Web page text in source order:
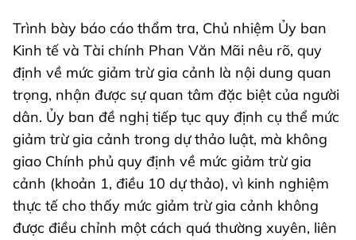
Trình bày báo cáo thẩm tra, Chủ nhiệm Ủy ban
Kinh tế và Tài chính Phan Văn Mãi nêu rõ, quy
định về mức giảm trừ gia cảnh là nội dung quan
trọng, nhận được sự quan tâm đặc biệt của người
dân. Ủy ban đề nghị tiếp tục quy định cụ thể mức
giảm trừ gia cảnh trong dự thảo luật, mà không
giao Chính phủ quy định về mức giảm trừ gia
cảnh (khoản 1, điều 10 dự thảo), vì kinh nghiệm
thực tế cho thấy mức giảm trừ gia cảnh không
được điều chỉnh một cách quá thường xuyên, liên